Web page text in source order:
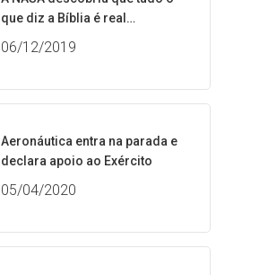
que diz a Bíblia é real…
06/12/2019
Aeronáutica entra na parada e
declara apoio ao Exército
05/04/2020